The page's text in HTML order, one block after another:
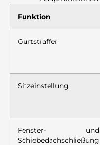
Funktion
Gurtstraffer
Sitzeinstellung
Fenster- und
Schiebedachschließung